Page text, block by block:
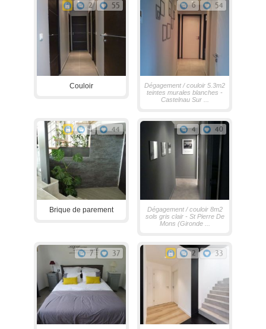
2 55
Couloir
6 54
Dégagement / couloir 5.3m2
teintes murales blanches -
Castelnau Sur ...
1 44
Brique de parement
4 40
Dégagement / couloir 8m2
sols gris clair - St Pierre De
Mons (Gironde ...
7 37 2 33